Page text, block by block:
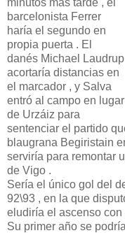
minutos más tarde , el
barcelonista Ferrer
haría el segundo en
propia puerta . El
danés Michael Laudrup
acortaría distancias en
el marcador , y Salva
entró al campo en lugar
de Urzáiz para
sentenciar el partido
blaugrana Begiristain
serviría para remontar
de Vigo .
Sería el único gol del
92\93 , en la que
eludiría el ascenso
Su primer año se